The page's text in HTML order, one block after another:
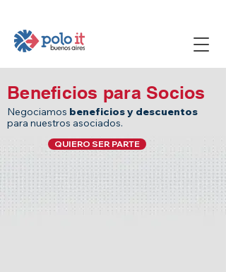
Beneficios para Socios
Negociamos beneficios y descuentos
para nuestros asociados.
QUIERO SER PARTE